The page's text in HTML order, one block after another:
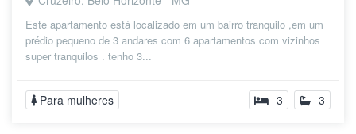
Este apartamento está localizado em um bairro tranquilo ,em um
prédio pequeno de 3 andares com 6 apartamentos com vizinhos
super tranquilos . tenho 3...
Para mulheres 3 3